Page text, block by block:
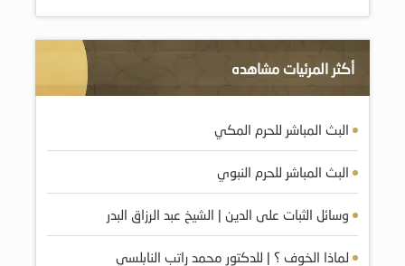
أكثر المرئيات مشاهده
البث المباشر للحرم المكي
البث المباشر للحرم النبوي
وسائل الثبات على الدين | الشيخ عبد الرزاق البدر
لماذا الخوف ؟ | للدكتور محمد راتب النابلسي